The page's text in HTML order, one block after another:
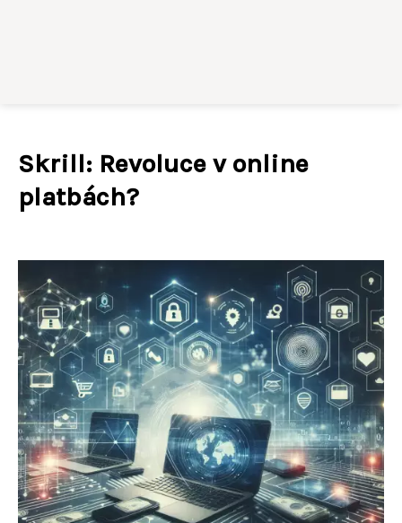
Skrill: Revoluce v online
platbách?